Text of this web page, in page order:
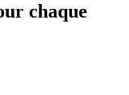
chaque